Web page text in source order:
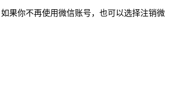
果你不再使用微信账号，也可以选择注销微